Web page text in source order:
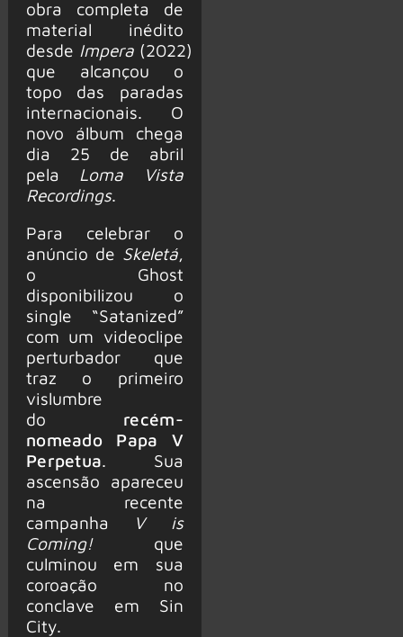
obra completa de
material inédito
desde Impera(2022)
que alcançou o
topo das paradas
internacionais. O
novo álbum chega
dia 25 de abril
pela Loma Vista
Recordings.
Para celebrar o
anúncio de Skeletá,
o Ghost
disponibilizou o
single “Satanized”
com um videoclipe
perturbador que
traz o primeiro
vislumbre
do recém-
nomeado Papa V
Perpetua. Sua
ascensão apareceu
na recente
campanha
V is
Coming!que
culminou em sua
coroação no
conclave em Sin
City.